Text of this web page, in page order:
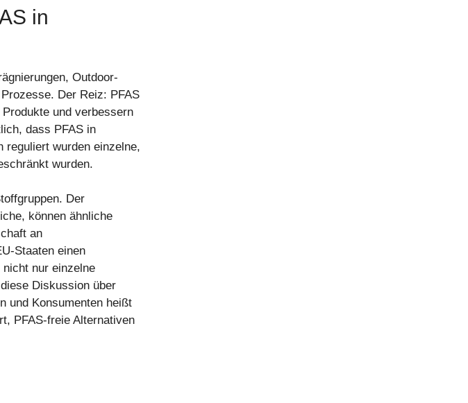
in
Outdoor-
Der Reiz: PFAS
und verbessern
dass PFAS in
reguliert wurden einzelne,
wurden.
Der
können ähnliche
an
Staaten einen
nur einzelne
Diskussion über
und Konsumenten heißt
PFAS-freie Alternativen